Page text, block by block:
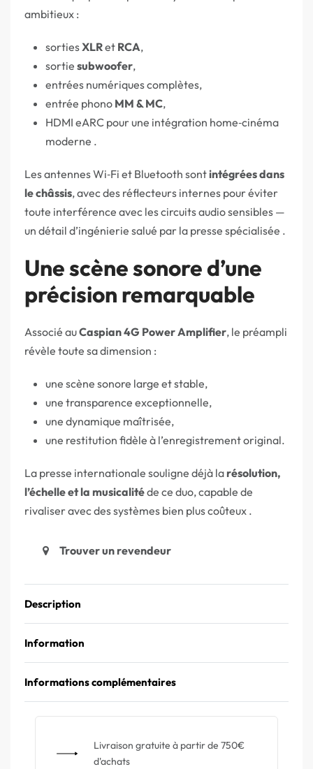
ambitieux :
sortiesXLRet RCA,
sortie subwoofer,
entrées numériques complètes,
entrée phono MM & MC,
HDMI eARC pour une intégration home‑cinéma
moderne .
Les antennes Wi‑Fi et Bluetooth sontintégrées dans
le châssis, avec des réflecteurs internes pour éviter
toute interférence avec les circuits audio sensibles —
un détail d’ingénierie salué par la presse spécialisée .
Une scène sonore d’une
précision remarquable
Associé auCaspian 4G Power Amplifier, le préampli
révèle toute sa dimension :
une scène sonore large et stable,
une transparence exceptionnelle,
une dynamique maîtrisée,
une restitution fidèle à l’enregistrement original.
La presse internationale souligne déjà larésolution,
l’échelle et la musicalitéde ce duo, capable de
rivaliser avec des systèmes bien plus coûteux .
Trouver un revendeur
Description
Information
Informations complémentaires
Livraison gratuite à partir de 750€
d'achats